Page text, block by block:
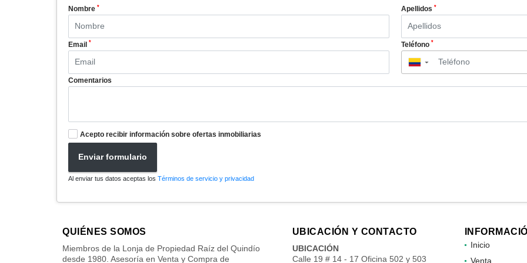
Nombre * Apellidos *
Email * Teléfono *
▼
Comentarios
Acepto recibir información sobre ofertas inmobiliarias
Enviar formulario
Al enviar tus datos aceptas los Términos de servicio y privacidad
QUIÉNES SOMOS
Miembros de la Lonja de Propiedad Raíz del Quindío
desde 1980. Asesoría en Venta y Compra de
UBICACIÓN Y CONTACTO
UBICACIÓN
Calle 19 # 14 - 17 Oficina 502 y 503
Inicio
Venta